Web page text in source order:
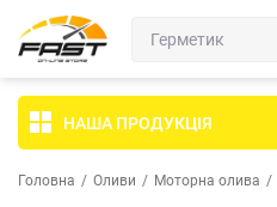
НАША ПРОДУКЦІЯ
Головна / Оливи / Моторна олива /